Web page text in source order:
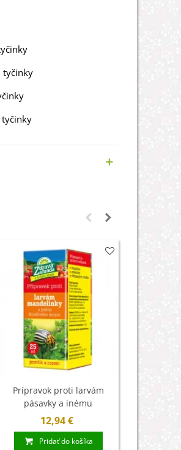
tyčinky
tyčinky
Prípravok proti larvám
pásavky a inému
škodlivému hmyzu - Zdravá
záhrada - ochrana rastlín -
20 ml
12,94 €
Pridať do košíka